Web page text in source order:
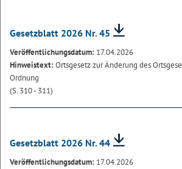
Gesetzblatt 2026 Nr. 45
Veröffentlichungsdatum: 17.04.2026
Hinweistext:Ortsgesetz zur Änderung des
Ordnung
(S. 310 - 311)
Gesetzblatt 2026 Nr. 44
Veröffentlichungsdatum: 17.04.2026